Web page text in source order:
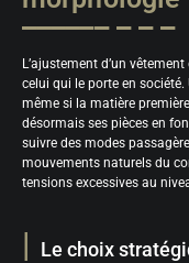
L’ajustement d’un
celui qui le porte en
même si la matière
désormais ses pièces en
suivre des modes
mouvements naturels du
tensions excessives au
Le choix